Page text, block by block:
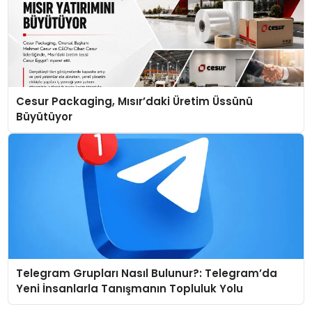
Cesur Packaging, Mısır’daki Üretim Üssünü
Büyütüyor
Telegram Grupları Nasıl Bulunur?: Telegram’da
Yeni İnsanlarla Tanışmanın Topluluk Yolu